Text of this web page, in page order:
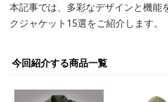
本記事では、多彩なデザインと機能
クジャケット15選をご紹介します。
今回紹介する商品一覧